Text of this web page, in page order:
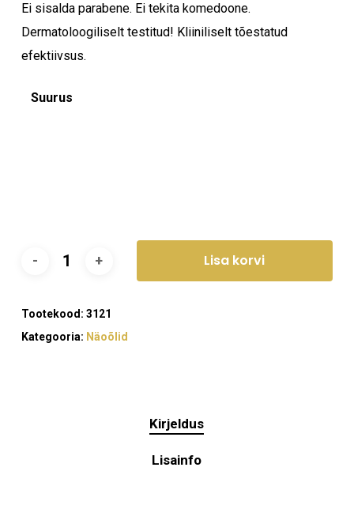
Ei sisalda parabene. Ei tekita komedoone.
Dermatoloogiliselt testitud! Kliiniliselt tõestatud
efektiivsus.
Suurus
Lisa korvi
Tootekood: 3121
Kategooria: Näoõlid
Kirjeldus
Lisainfo